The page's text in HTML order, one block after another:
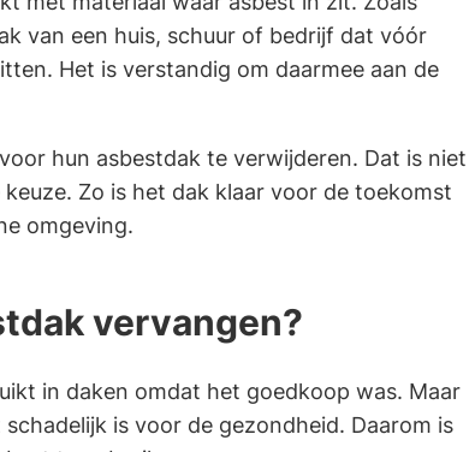
Gebruik
de
om
een
waarde
van een huis, schuur of bedrijf dat vóór
Het is verstandig om daarmee aan de
hun asbestdak te verwijderen. Dat is niet
Zo is het dak klaar voor de toekomst
omgeving.
vervangen?
in daken omdat het goedkoop was. Maar
is voor de gezondheid. Daarom is